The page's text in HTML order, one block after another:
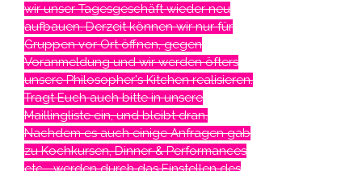
wir unser Tagesgeschäft wieder neu
aufbauen. Derzeit können wir nur für
Gruppen vor Ort öffnen, gegen
Voranmeldung und wir werden öfters
unsere Philosopher's Kitchen realisieren.
Tragt Euch auch bitte in unsere
Maillingliste ein, und bleibt dran.
Nachdem es auch einige Anfragen gab
zu Kochkursen, Dinner & Performances